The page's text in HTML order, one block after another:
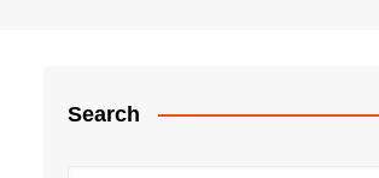
Search